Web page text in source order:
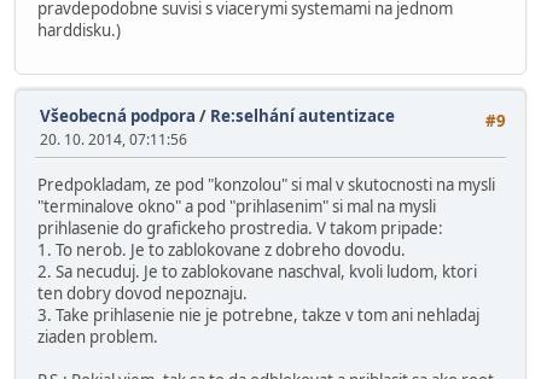
pravdepodobne suvisi s viacerymi systemami na jednom
harddisku.)
#9
Všeobecná podpora / Re:selhání autentizace
20. 10. 2014, 07:11:56
Predpokladam, ze pod "konzolou" si mal v skutocnosti na mysli
"terminalove okno" a pod "prihlasenim" si mal na mysli
prihlasenie do grafickeho prostredia. V takom pripade:
1. To nerob. Je to zablokovane z dobreho dovodu.
2. Sa necuduj. Je to zablokovane naschval, kvoli ludom, ktori
ten dobry dovod nepoznaju.
3. Take prihlasenie nie je potrebne, takze v tom ani nehladaj
ziaden problem.